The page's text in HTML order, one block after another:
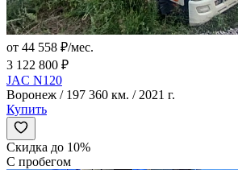
от 44 558 ₽/мес.
3 122 800 ₽
JAC N120
Воронеж / 197 360 км. / 2021 г.
Купить
Скидка до 10%
С пробегом